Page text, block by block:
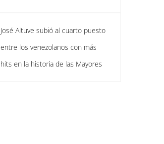
José Altuve subió al cuarto puesto
entre los venezolanos con más
hits en la historia de las Mayores